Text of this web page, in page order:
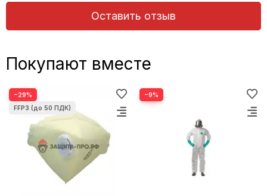
Оставить отзыв
Покупают вместе
−29% −9%